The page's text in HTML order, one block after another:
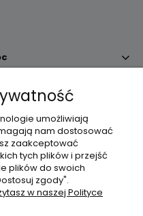
umożliwiają
nam dostosować
zaakceptować
tych plików i przejść
plików do swoich
zgody".
w naszej Polityce